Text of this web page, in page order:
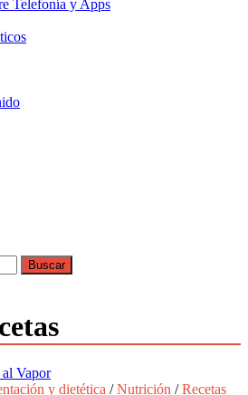
Telefonía y Apps
y dietética /Nutrición /Recetas